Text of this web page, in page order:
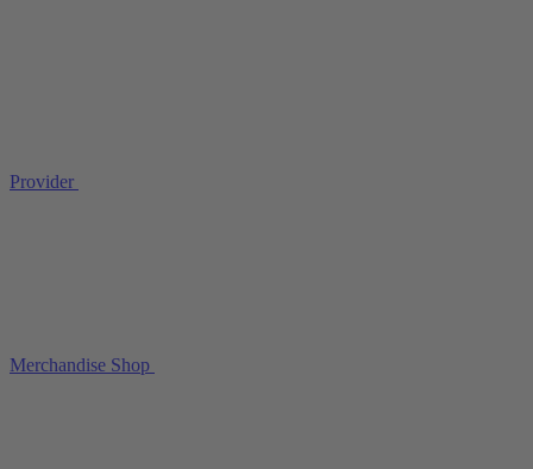
Provider
Merchandise Shop